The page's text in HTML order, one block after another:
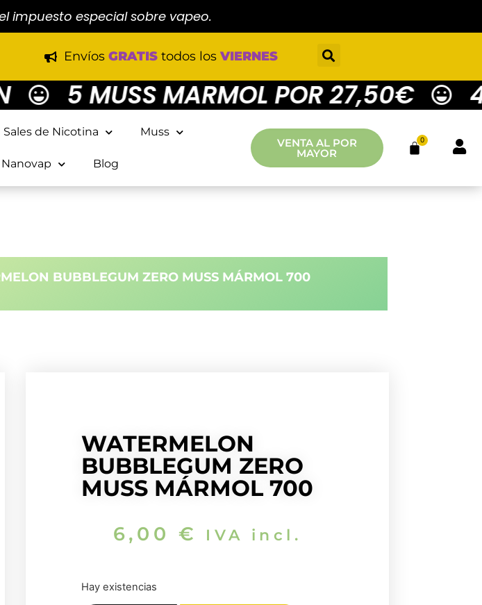
impuesto especial sobre vapeo.
EnvíosGRATIS todos losVIERNES
5 MUSS MARMOL POR 27,50€ 4
Sales de Nicotina Muss
Nanovap Blog
VENTA AL POR
MAYOR
0
BUBBLEGUM ZERO MUSS MÁRMOL 700
WATERMELON
BUBBLEGUM ZERO
MUSS MÁRMOL 700
6,00 € IVA incl.
Hay existencias